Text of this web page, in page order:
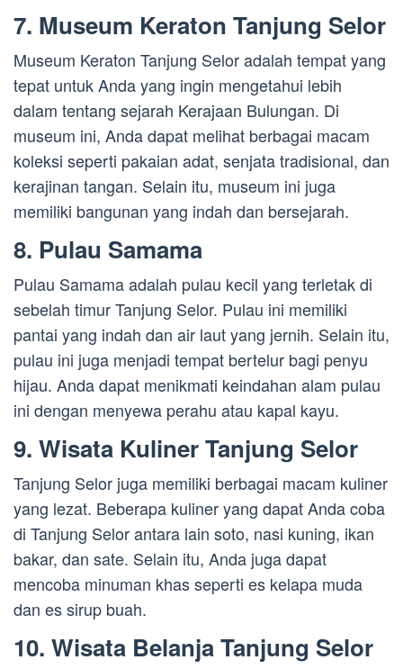
7. Museum Keraton Tanjung Selor
Museum Keraton Tanjung Selor adalah tempat yang
tepat untuk Anda yang ingin mengetahui lebih
dalam tentang sejarah Kerajaan Bulungan. Di
museum ini, Anda dapat melihat berbagai macam
koleksi seperti pakaian adat, senjata tradisional, dan
kerajinan tangan. Selain itu, museum ini juga
memiliki bangunan yang indah dan bersejarah.
8. Pulau Samama
Pulau Samama adalah pulau kecil yang terletak di
sebelah timur Tanjung Selor. Pulau ini memiliki
pantai yang indah dan air laut yang jernih. Selain itu,
pulau ini juga menjadi tempat bertelur bagi penyu
hijau. Anda dapat menikmati keindahan alam pulau
ini dengan menyewa perahu atau kapal kayu.
9. Wisata Kuliner Tanjung Selor
Tanjung Selor juga memiliki berbagai macam kuliner
yang lezat. Beberapa kuliner yang dapat Anda coba
di Tanjung Selor antara lain soto, nasi kuning, ikan
bakar, dan sate. Selain itu, Anda juga dapat
mencoba minuman khas seperti es kelapa muda
dan es sirup buah.
10. Wisata Belanja Tanjung Selor